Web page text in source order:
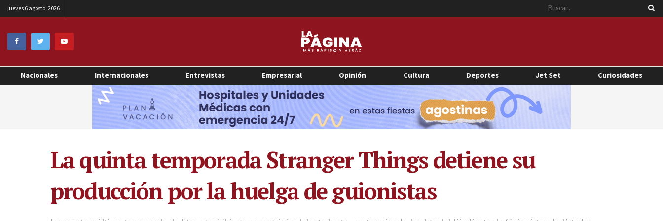
jueves 6 agosto, 2026
Nacionales Internacionales Entrevistas Empresarial Opinión Cultura Deportes Jet Set Curiosidades
La quinta temporada Stranger Things detiene su
producción por la huelga de guionistas